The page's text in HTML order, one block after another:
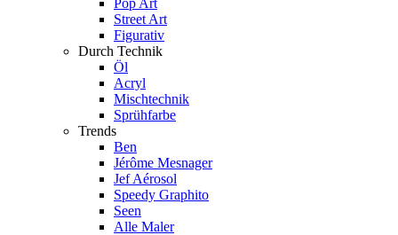
Street Art
Figurativ
Durch Technik
Öl
Acryl
Mischtechnik
Sprühfarbe
Trends
Ben
Jérôme Mesnager
Jef Aérosol
Speedy Graphito
Seen
Alle Maler